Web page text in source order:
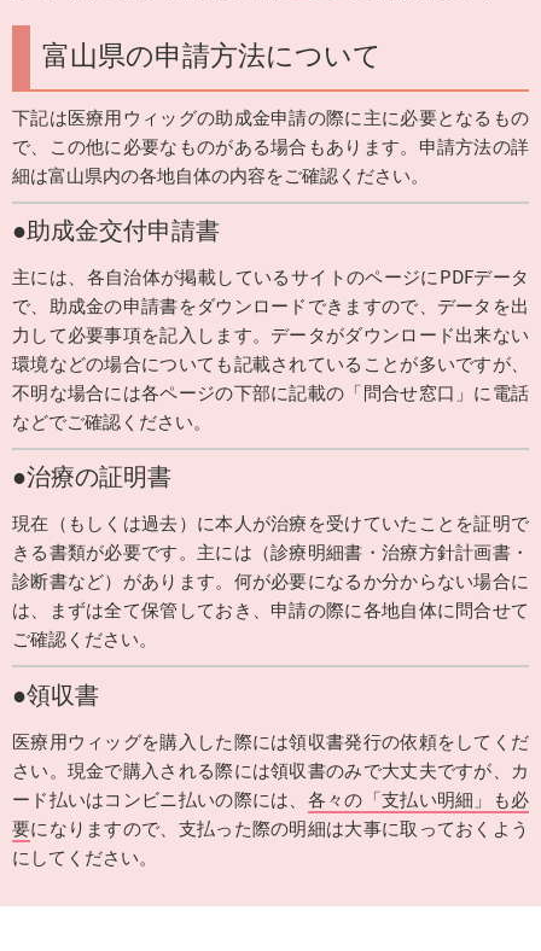
富山県の申請方法について
下記は医療用ウィッグの助成金申請の際に主に必要となるもの
で、この他に必要なものがある場合もあります。申請方法の詳
細は富山県内の各地自体の内容をご確認ください。
●助成金交付申請書
主には、各自治体が掲載しているサイトのページにPDFデータ
で、助成金の申請書をダウンロードできますので、データを出
力して必要事項を記入します。データがダウンロード出来ない
環境などの場合についても記載されていることが多いですが、
不明な場合には各ページの下部に記載の「問合せ窓口」に電話
などでご確認ください。
●治療の証明書
現在（もしくは過去）に本人が治療を受けていたことを証明で
きる書類が必要です。主には（診療明細書・治療方針計画書・
診断書など）があります。何が必要になるか分からない場合に
は、まずは全て保管しておき、申請の際に各地自体に問合せて
ご確認ください。
●領収書
医療用ウィッグを購入した際には領収書発行の依頼をしてくだ
さい。現金で購入される際には領収書のみで大丈夫ですが、カ
ード払いはコンビニ払いの際には、 各々の「支払い明細」も必
要になりますので、支払った際の明細は大事に取っておくよう
にしてください。